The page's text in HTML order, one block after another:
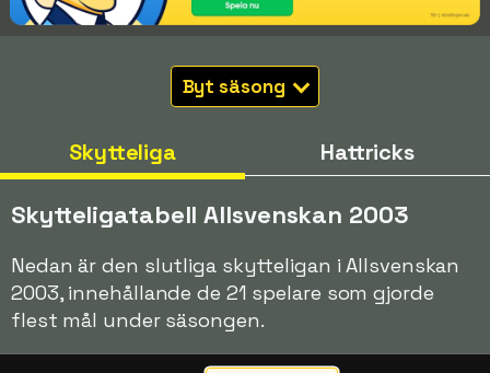
Byt säsong
Skytteliga Hattricks
Skytteligatabell Allsvenskan 2003
Nedan är den slutliga skytteligan i Allsvenskan
2003, innehållande de 21 spelare som gjorde
flest mål under säsongen.